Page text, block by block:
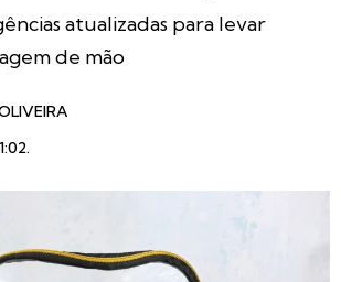
atualizadas para levar
de mão
.